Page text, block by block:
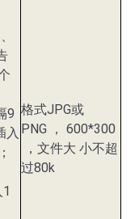
9
入
格式JPG或
PNG ， 600*300
，文件大 小不超
过80k